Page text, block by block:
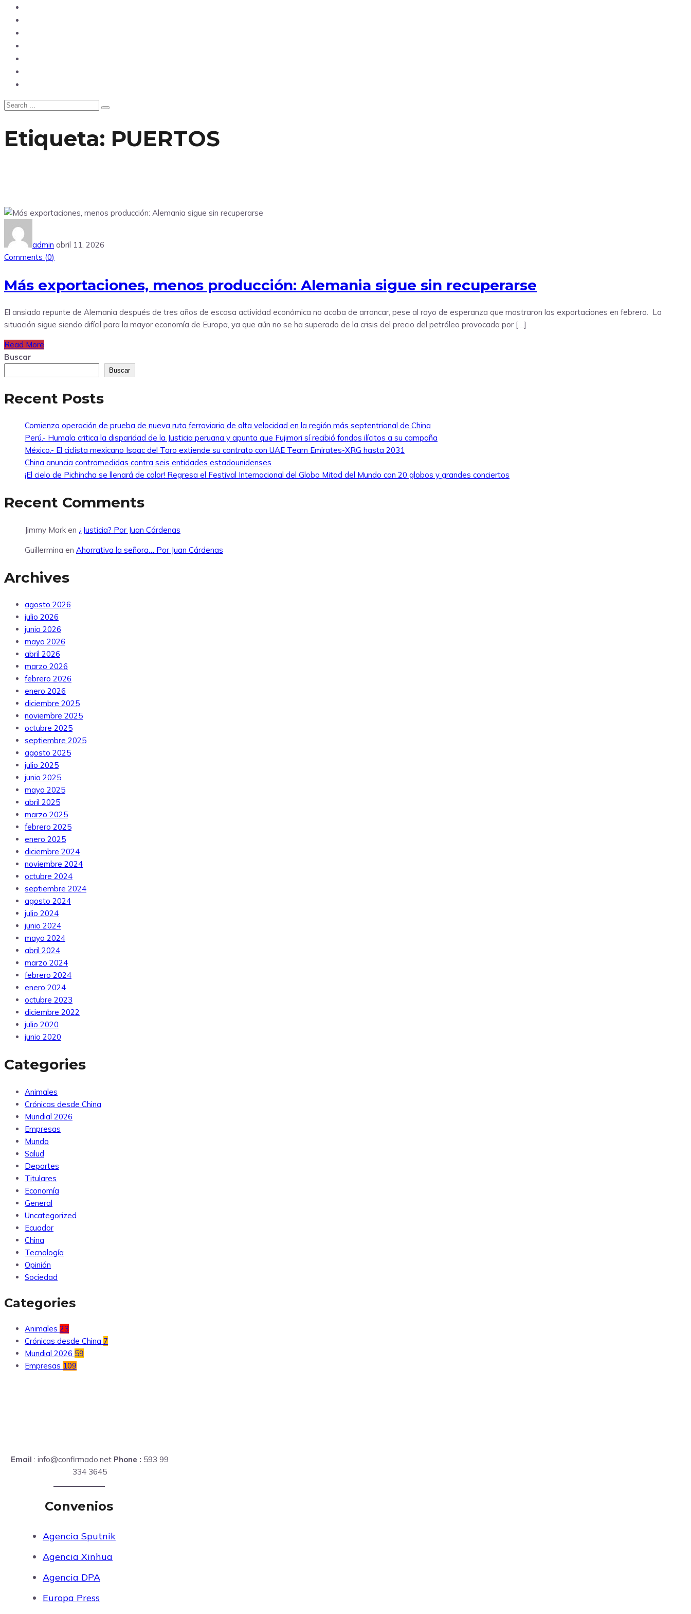
Etiqueta: PUERTOS
admin abril 11, 2026
Comments (0)
Más exportaciones, menos producción: Alemania sigue sin recuperarse
El ansiado repunte de Alemania después de tres años de escasa actividad económica no acaba de arrancar, pese al rayo de esperanza que mostraron las exportaciones en febrero. La
situación sigue siendo difícil para la mayor economía de Europa, ya que aún no se ha superado de la crisis del precio del petróleo provocada por […]
Read More
Buscar
Buscar
Recent Posts
Comienza operación de prueba de nueva ruta ferroviaria de alta velocidad en la región más septentrional de China
Perú.- Humala critica la disparidad de la Justicia peruana y apunta que Fujimori sí recibió fondos ilícitos a su campaña
México.- El ciclista mexicano Isaac del Toro extiende su contrato con UAE Team Emirates-XRG hasta 2031
China anuncia contramedidas contra seis entidades estadounidenses
¡El cielo de Pichincha se llenará de color! Regresa el Festival Internacional del Globo Mitad del Mundo con 20 globos y grandes conciertos
Recent Comments
Jimmy Mark en ¿Justicia? Por Juan Cárdenas
Guillermina en Ahorrativa la señora… Por Juan Cárdenas
Archives
agosto 2026
julio 2026
junio 2026
mayo 2026
abril 2026
marzo 2026
febrero 2026
enero 2026
diciembre 2025
noviembre 2025
octubre 2025
septiembre 2025
agosto 2025
julio 2025
junio 2025
mayo 2025
abril 2025
marzo 2025
febrero 2025
enero 2025
diciembre 2024
noviembre 2024
octubre 2024
septiembre 2024
agosto 2024
julio 2024
junio 2024
mayo 2024
abril 2024
marzo 2024
febrero 2024
enero 2024
octubre 2023
diciembre 2022
julio 2020
junio 2020
Categories
Animales
Crónicas desde China
Mundial 2026
Empresas
Mundo
Salud
Deportes
Titulares
Economía
General
Uncategorized
Ecuador
China
Tecnología
Opinión
Sociedad
Categories
Animales 23
Crónicas desde China 7
Mundial 2026 59
Empresas 109
Email : info@confirmado.net Phone : 593 99
334 3645
Convenios
Agencia Sputnik
Agencia Xinhua
Agencia DPA
Europa Press